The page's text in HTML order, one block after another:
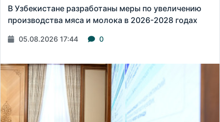
В Узбекистане разработаны меры по увеличению
производства мяса и молока в 2026-2028 годах
05.08.2026 17:44 0